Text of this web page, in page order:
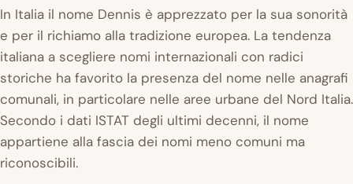
In Italia il nome Dennis è apprezzato per la sua sonorità
e per il richiamo alla tradizione europea. La tendenza
italiana a scegliere nomi internazionali con radici
storiche ha favorito la presenza del nome nelle anagrafi
comunali, in particolare nelle aree urbane del Nord Italia.
Secondo i dati ISTAT degli ultimi decenni, il nome
appartiene alla fascia dei nomi meno comuni ma
riconoscibili.